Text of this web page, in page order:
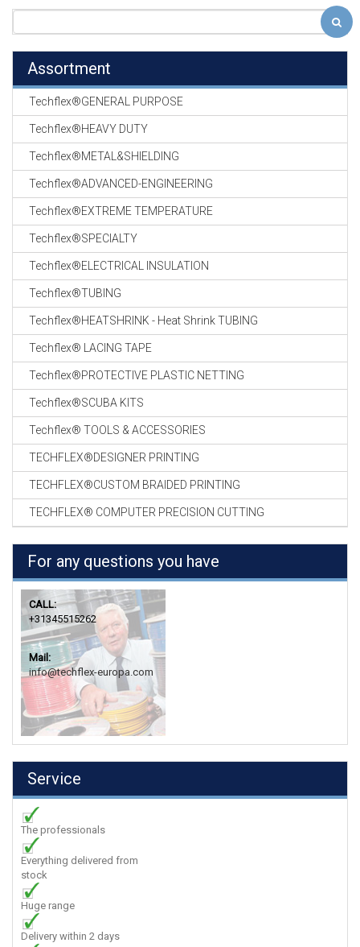
Assortment
Techflex®GENERAL PURPOSE
Techflex®HEAVY DUTY
Techflex®METAL&SHIELDING
Techflex®ADVANCED-ENGINEERING
Techflex®EXTREME TEMPERATURE
Techflex®SPECIALTY
Techflex®ELECTRICAL INSULATION
Techflex®TUBING
Techflex®HEATSHRINK - Heat Shrink TUBING
Techflex® LACING TAPE
Techflex®PROTECTIVE PLASTIC NETTING
Techflex®SCUBA KITS
Techflex® TOOLS & ACCESSORIES
TECHFLEX®DESIGNER PRINTING
TECHFLEX®CUSTOM BRAIDED PRINTING
TECHFLEX® COMPUTER PRECISION CUTTING
For any questions you have
CALL:
+31345515262
Mail:
info@techflex-europa.com
Service
The professionals
Everything delivered from
stock
Huge range
Delivery within 2 days